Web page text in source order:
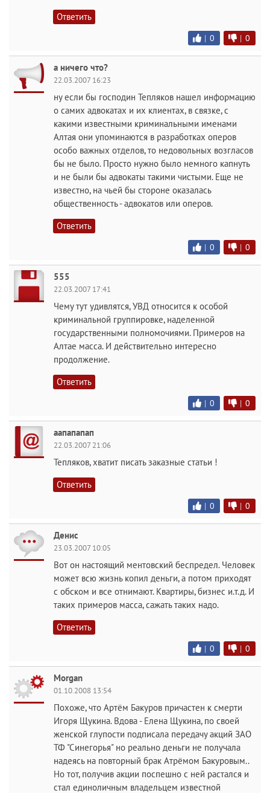
Ответить
| 0 | 0
а ничего что?
22.03.2007 16:23
ну если бы господин Тепляков нашел информацию
о самих адвокатах и их клиентах, в связке, с
какими известными криминальными именами
Алтая они упоминаются в разработках оперов
особо важных отделов, то недовольных возгласов
бы не было. Просто нужно было немного капнуть
и не были бы адвокаты такими чистыми. Еще не
известно, на чьей бы стороне оказалась
общественность - адвокатов или оперов.
Ответить
| 0 | 0
555
22.03.2007 17:41
Чему тут удивлятся, УВД относится к особой
криминальной группировке, наделенной
государственными полномочиями. Примеров на
Алтае масса. И действительно интересно
продолжение.
Ответить
| 0 | 0
аапапапап
22.03.2007 21:06
Тепляков, хватит писать заказные статьи !
Ответить
| 0 | 0
Денис
23.03.2007 10:05
Вот он настоящий ментовский беспредел. Человек
может всю жизнь копил деньги, а потом приходят
с обском и все отнимают. Квартиры, бизнес и.т.д. И
таких примеров масса, сажать таких надо.
Ответить
| 0 | 0
Morgan
01.10.2008 13:54
Похоже, что Артём Бакуров причастен к смерти
Игоря Щукина. Вдова - Елена Щукина, по своей
женской глупости подписала передачу акций ЗАО
ТФ "Синегорья" но реально деньги не получала
надеясь на повторный брак Атрёмом Бакуровым..
Но тот, получив акции поспешно с ней растался и
стал единоличным владельцем известной